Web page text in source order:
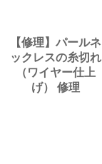
【修理】パールネ
ックレスの糸切れ
（ワイヤー仕上
げ） 修理